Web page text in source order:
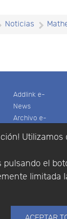
el
limitada
Noticias
Addlink e-
News
Archivo e-
Software
Multifisica.com
Síganos